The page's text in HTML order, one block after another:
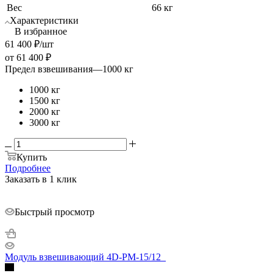
Вес
66 кг
Характеристики
В избранное
61 400 ₽/шт
от 61 400 ₽
Предел взвешивания—1000 кг
1000 кг
1500 кг
2000 кг
3000 кг
Купить
Подробнее
Заказать в 1 клик
Быстрый просмотр
Модуль взвешивающий 4D-PM-15/12_